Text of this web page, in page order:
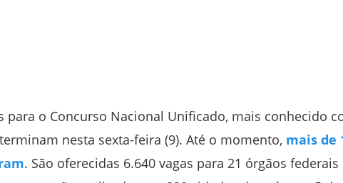
para o Concurso Nacional Unificado, mais conhecido
nesta sexta-feira (9). Até o momento, mais de
. São oferecidas 6.640 vagas para 21 órgãos